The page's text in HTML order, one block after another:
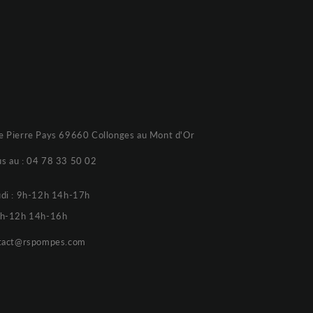
Pierre Pays 69660 Collonges au Mont d'Or
au :04 78 33 50 02
: 9h-12h 14h-17h
12h 14h-16h